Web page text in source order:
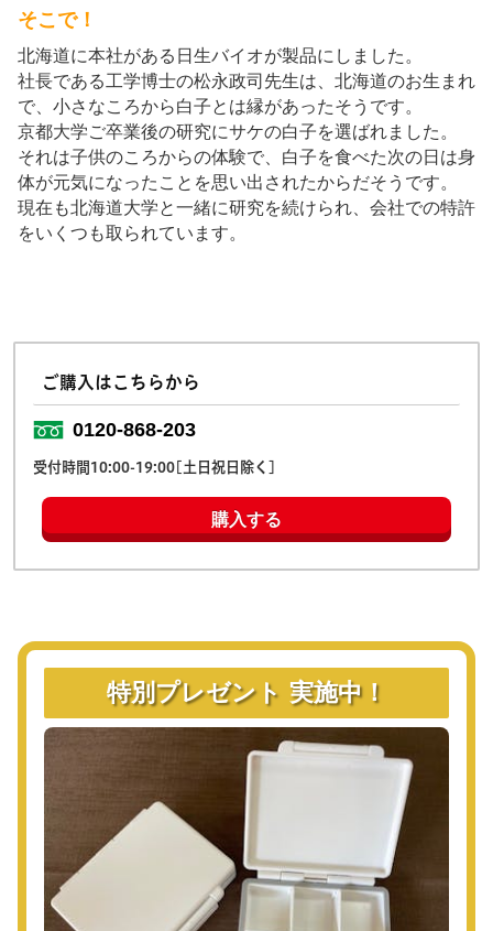
そこで！
北海道に本社がある日生バイオが製品にしました。
社長である工学博士の松永政司先生は、北海道のお生まれ
で、小さなころから白子とは縁があったそうです。
京都大学ご卒業後の研究にサケの白子を選ばれました。
それは子供のころからの体験で、白子を食べた次の日は身
体が元気になったことを思い出されたからだそうです。
現在も北海道大学と一緒に研究を続けられ、会社での特許
をいくつも取られています。
ご購入はこちらから
0120-868-203
受付時間10:00-19:00[土日祝日除く]
購入する
特別プレゼント 実施中！